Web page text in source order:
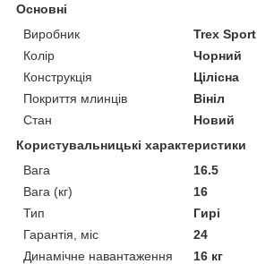
Основні
Виробник
Trex Sport
Колір
Чорний
Конструкція
Цілісна
Покриття млинців
Вініл
Стан
Новий
Користувальницькі характеристики
Вага
16.5
Вага (кг)
16
Тип
Гирі
Гарантія, міс
24
Динамічне навантаження
16 кг